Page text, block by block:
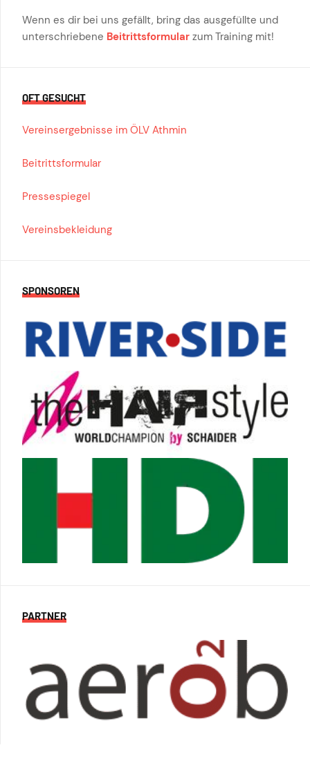
Wenn es dir bei uns gefällt, bring das ausgefüllte und
unterschriebene Beitrittsformular zum Training mit!
OFT GESUCHT
Vereinsergebnisse im ÖLV Athmin
Beitrittsformular
Pressespiegel
Vereinsbekleidung
SPONSOREN
PARTNER